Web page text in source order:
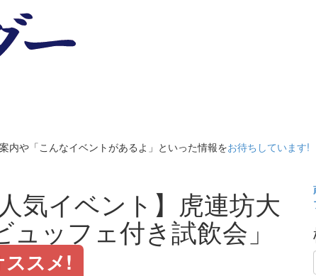
内や「こんなイベントがあるよ」といった情報をお待ちしています!
気イベント】虎連坊大
ッフェ付き試飲会」
ススメ!